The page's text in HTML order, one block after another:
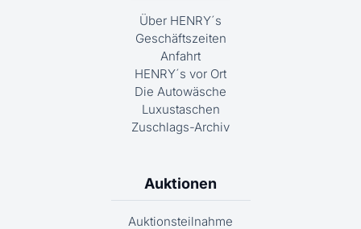
Über HENRY´s
Geschäftszeiten
Anfahrt
HENRY´s vor Ort
Die Autowäsche
Luxustaschen
Zuschlags-Archiv
Auktionen
Auktionsteilnahme